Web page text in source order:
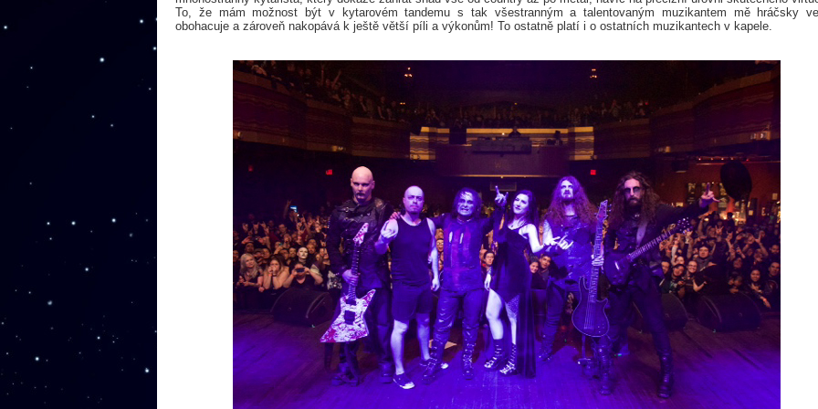
To, že mám možnost být v kytarovém tandemu s tak všestranným a talentovaným muzikantem mě hráčsky
obohacuje a zároveň nakopává k ještě větší píli a výkonům! To ostatně platí i o ostatních muzikantech v kapele.